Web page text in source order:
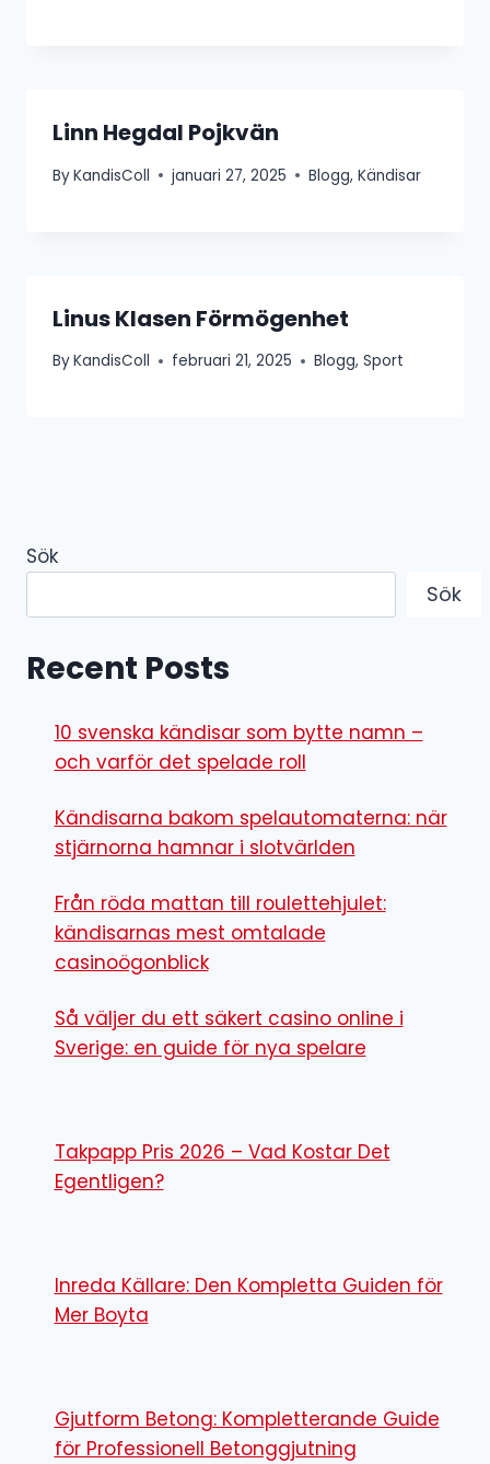
Linn Hegdal Pojkvän
ByKandisColl januari 27, 2025 Blogg,Kändisar
Linus Klasen Förmögenhet
ByKandisColl februari 21, 2025 Blogg,Sport
Sök
Sök
Recent Posts
10 svenska kändisar som bytte namn –
och varför det spelade roll
Kändisarna bakom spelautomaterna: när
stjärnorna hamnar i slotvärlden
Från röda mattan till roulettehjulet:
kändisarnas mest omtalade
casinoögonblick
Så väljer du ett säkert casino online i
Sverige: en guide för nya spelare
Takpapp Pris 2026 – Vad Kostar Det
Egentligen?
Inreda Källare: Den Kompletta Guiden för
Mer Boyta
Gjutform Betong: Kompletterande Guide
för Professionell Betonggjutning